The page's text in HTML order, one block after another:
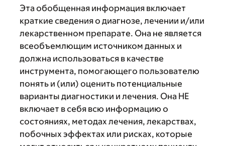
Эта обобщенная информация включает
краткие сведения о диагнозе, лечении и/или
лекарственном препарате. Она не является
всеобъемлющим источником данных и
должна использоваться в качестве
инструмента, помогающего пользователю
понять и (или) оценить потенциальные
варианты диагностики и лечения. Она НЕ
включает в себя всю информацию о
состояниях, методах лечения, лекарствах,
побочных эффектах или рисках, которые